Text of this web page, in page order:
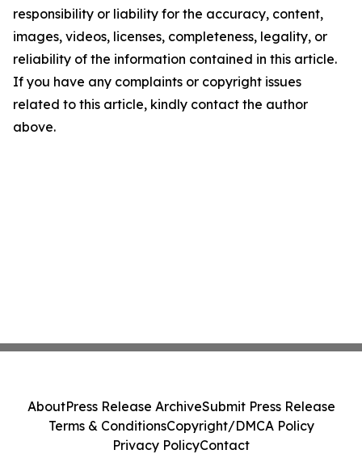
responsibility or liability for the accuracy, content,
images, videos, licenses, completeness, legality, or
reliability of the information contained in this article.
If you have any complaints or copyright issues
related to this article, kindly contact the author
above.
AboutPress Release ArchiveSubmit Press Release
Terms & ConditionsCopyright/DMCA Policy
Privacy PolicyContact